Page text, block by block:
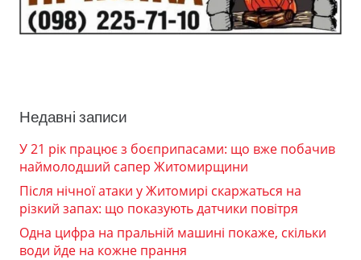
Недавні записи
У 21 рік працює з боєприпасами: що вже побачив
наймолодший сапер Житомирщини
Після нічної атаки у Житомирі скаржаться на
різкий запах: що показують датчики повітря
Одна цифра на пральній машині покаже, скільки
води йде на кожне прання